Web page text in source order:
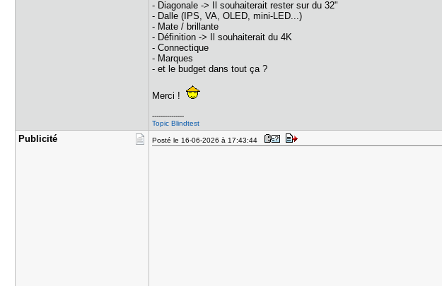
- Diagonale -> Il souhaiterait rester sur du 32"
- Dalle (IPS, VA, OLED, mini-LED...)
- Mate / brillante
- Définition -> Il souhaiterait du 4K
- Connectique
- Marques
- et le budget dans tout ça ?
Merci !
---------------
Topic Blindtest
Publicité Posté le 16-06-2026 à 17:43:44